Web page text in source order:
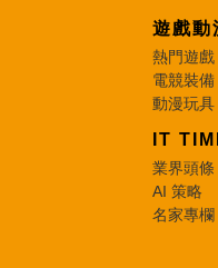
遊戲動
熱門遊戲
電競裝備
動漫玩具
IT
業界頭條
AI 策略
名家專欄